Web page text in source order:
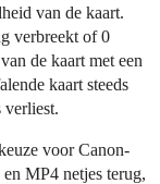
van de kaart.
verbreekt of 0
de kaart met een
kaart steeds
verliest.
voor Canon-
MP4 netjes terug,